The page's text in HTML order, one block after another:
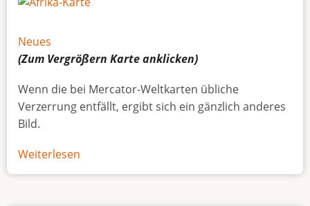
Neues
(Zum Vergrößern Karteanklicken)
Wenn die bei Mercator-Weltkarten übliche
Verzerrung entfällt, ergibt sich ein gänzlich anderes
Bild.
Weiterlesen
Afrikas